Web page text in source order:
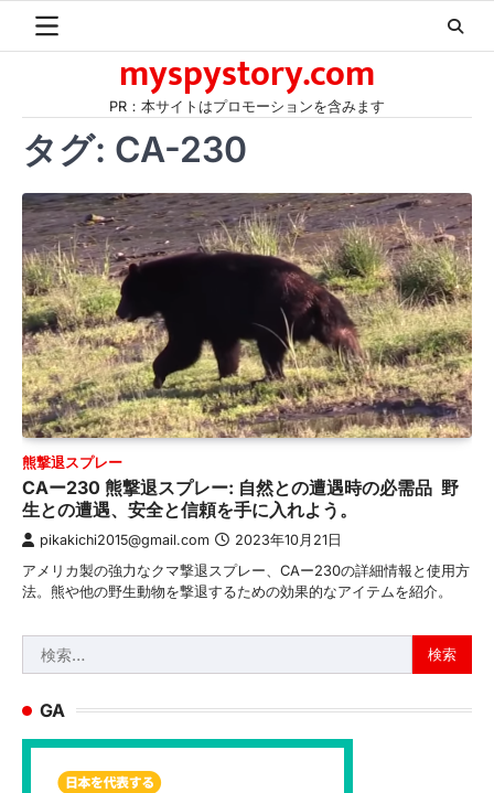
myspystory.com
PR：本サイトはプロモーションを含みます
タグ: CA-230
熊撃退スプレー
CAー230 熊撃退スプレー: 自然との遭遇時の必需品 野
生との遭遇、安全と信頼を手に入れよう。
pikakichi2015@gmail.com 2023年10月21日
アメリカ製の強力なクマ撃退スプレー、CAー230の詳細情報と使用方
法。熊や他の野生動物を撃退するための効果的なアイテムを紹介。
索:
GA